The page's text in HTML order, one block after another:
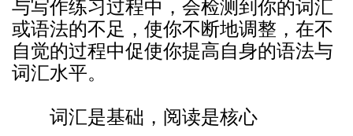
与写作练习过程中，会检测到你的词汇
或语法的不足，使你不断地调整，在不
自觉的过程中促使你提高自身的语法与
词汇水平。
词汇是基础，阅读是核心